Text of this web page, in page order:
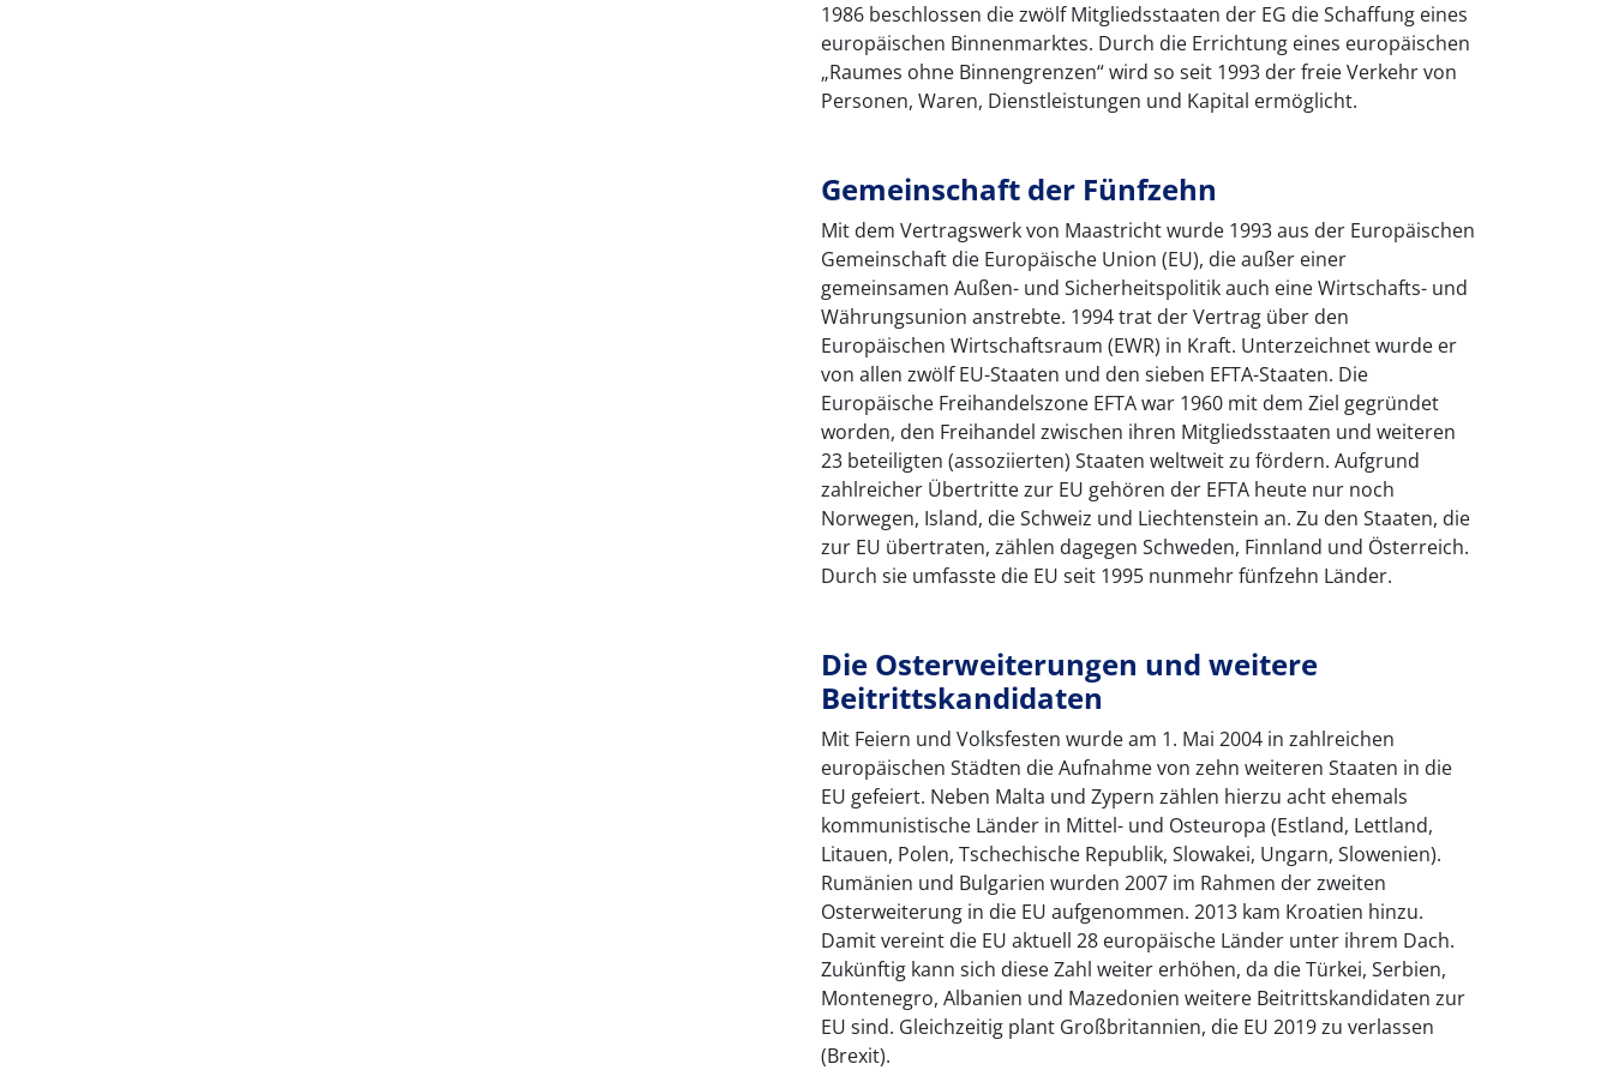
1986 beschlossen die zwölf Mitgliedsstaaten der EG die Schaffung eines
europäischen Binnenmarktes. Durch die Errichtung eines europäischen
„Raumes ohne Binnengrenzen“ wird so seit 1993 der freie Verkehr von
Personen, Waren, Dienstleistungen und Kapital ermöglicht.
Gemeinschaft der Fünfzehn
Mit dem Vertragswerk von Maastricht wurde 1993 aus der Europäischen
Gemeinschaft die Europäische Union (EU), die außer einer
gemeinsamen Außen- und Sicherheitspolitik auch eine Wirtschafts- und
Währungsunion anstrebte. 1994 trat der Vertrag über den
Europäischen Wirtschaftsraum (EWR) in Kraft. Unterzeichnet wurde er
von allen zwölf EU-Staaten und den sieben EFTA-Staaten. Die
Europäische Freihandelszone EFTA war 1960 mit dem Ziel gegründet
worden, den Freihandel zwischen ihren Mitgliedsstaaten und weiteren
23 beteiligten (assoziierten) Staaten weltweit zu fördern. Aufgrund
zahlreicher Übertritte zur EU gehören der EFTA heute nur noch
Norwegen, Island, die Schweiz und Liechtenstein an. Zu den Staaten, die
zur EU übertraten, zählen dagegen Schweden, Finnland und Österreich.
Durch sie umfasste die EU seit 1995 nunmehr fünfzehn Länder.
Die Osterweiterungen und weitere
Beitrittskandidaten
Mit Feiern und Volksfesten wurde am 1. Mai 2004 in zahlreichen
europäischen Städten die Aufnahme von zehn weiteren Staaten in die
EU gefeiert. Neben Malta und Zypern zählen hierzu acht ehemals
kommunistische Länder in Mittel- und Osteuropa (Estland, Lettland,
Litauen, Polen, Tschechische Republik, Slowakei, Ungarn, Slowenien).
Rumänien und Bulgarien wurden 2007 im Rahmen der zweiten
Osterweiterung in die EU aufgenommen. 2013 kam Kroatien hinzu.
Damit vereint die EU aktuell 28 europäische Länder unter ihrem Dach.
Zukünftig kann sich diese Zahl weiter erhöhen, da die Türkei, Serbien,
Montenegro, Albanien und Mazedonien weitere Beitrittskandidaten zur
EU sind. Gleichzeitig plant Großbritannien, die EU 2019 zu verlassen
(Brexit).